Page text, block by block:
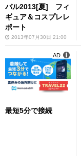
バル2013[夏] フィ
ギュア＆コスプレレ
ポート
2013年07月30日 21:00
最短5分で接続
AD